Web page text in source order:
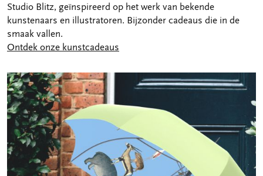
Studio Blitz, geïnspireerd op het werk van bekende
kunstenaars en illustratoren. Bijzonder cadeaus die in de
smaak vallen.
Ontdek onze kunstcadeaus